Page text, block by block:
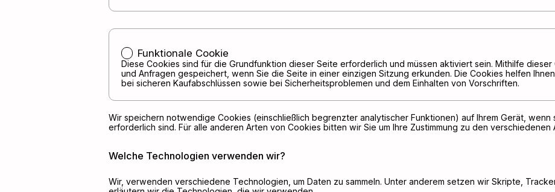
Funktionale Cookie
Diese Cookies sind für die Grundfunktion dieser Seite erforderlich und müssen aktiviert sein. Mithilfe
und Anfragen gespeichert, wenn Sie die Seite in einer einzigen Sitzung erkunden. Die Cookies helfen
bei sicheren Kaufabschlüssen sowie bei Sicherheitsproblemen und dem Einhalten von Vorschriften.
Wir speichern notwendige Cookies (einschließlich begrenzter analytischer Funktionen) auf Ihrem Gerät,
erforderlich sind. Für alle anderen Arten von Cookies bitten wir Sie um Ihre Zustimmung zu den
Welche Technologien verwenden wir?
Wir, verwenden verschiedene Technologien, um Daten zu sammeln. Unter anderem setzen wir Skripte,